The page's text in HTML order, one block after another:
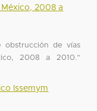
2008 a
obstrucción de vías
2008 a 2010.”
Issemym